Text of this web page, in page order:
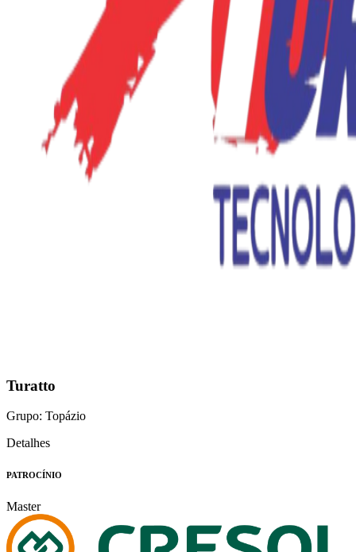
Turatto
Grupo: Topázio
Detalhes
PATROCÍNIO
Master